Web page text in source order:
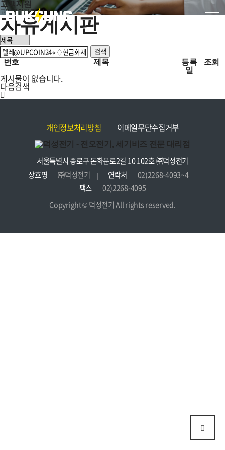
고객지원
고객지원자유게시판
자유게시판
검색
번호 제목
등록
일
조회
게시물이 없습니다.
다음검색
개인정보처리방침 이메일무단수집거부
서울특별시 종로구 돈화문로2길 10 102호 ㈜덕성전기
상호명
㈜덕성전기 연락처
02)2268-4093~4
팩스
02)2268-4095
Copyright © 덕성전기 All rights reserved.